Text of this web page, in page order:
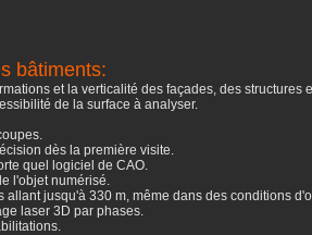
bâtiments:
et la verticalité des façades, des structures
de la surface à analyser.
dès la première visite.
quel logiciel de CAO.
l'objet numérisé.
jusqu'à 330 m, même dans des conditions
laser 3D par phases.